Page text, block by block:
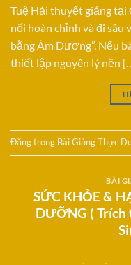
Tuệ Hải thuyết giảng tại
nối hoàn chỉnh và đi sâu
bằng Âm Dương”. Nếu
thiết lập nguyên lý nền
Đăng trong Bài Giảng Thực
BÀI
SỨC KHỎE &
DƯỠNG (